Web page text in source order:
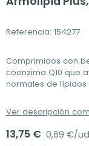
Referencia: 154277
Comprimidos con
coenzima Q10 que
normales de
Ver descripción
13,75 € 0,69 €/ud